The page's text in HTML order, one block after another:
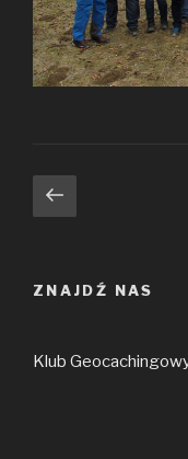
Nawigacja
postrona
ZNAJDŹ NAS
Klub